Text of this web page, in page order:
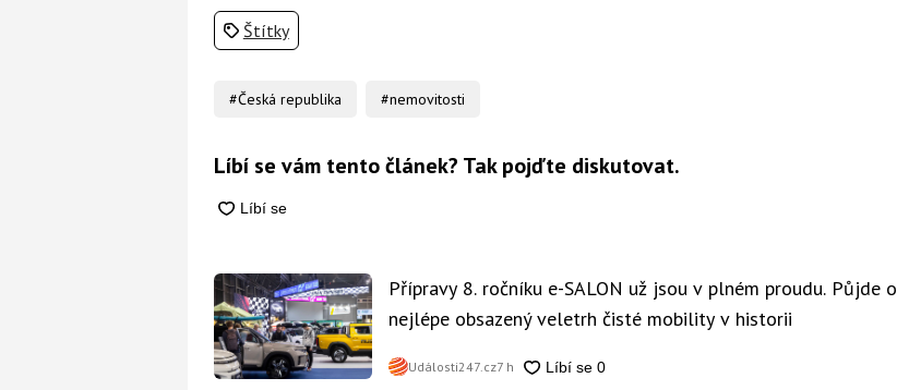
Štítky
#Česká republika #nemovitosti
Líbí se vám tento článek? Tak pojďte diskutovat.
Přípravy 8. ročníku e-SALON už jsou v plném proudu. Půjde o
nejlépe obsazený veletrh čisté mobility v historii
Události247.cz7 h